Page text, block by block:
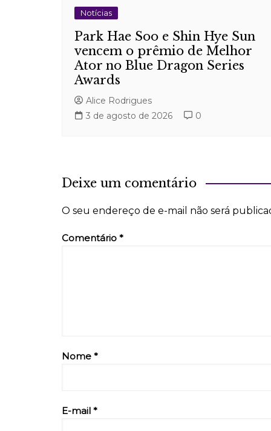
Notícias
Park Hae Soo e Shin Hye Sun
vencem o prêmio de Melhor
Ator no Blue Dragon Series
Awards
Alice Rodrigues
3 de agosto de 2026
0
Deixe um comentário
O seu endereço de e-mail não será
Comentário *
Nome *
E-mail *